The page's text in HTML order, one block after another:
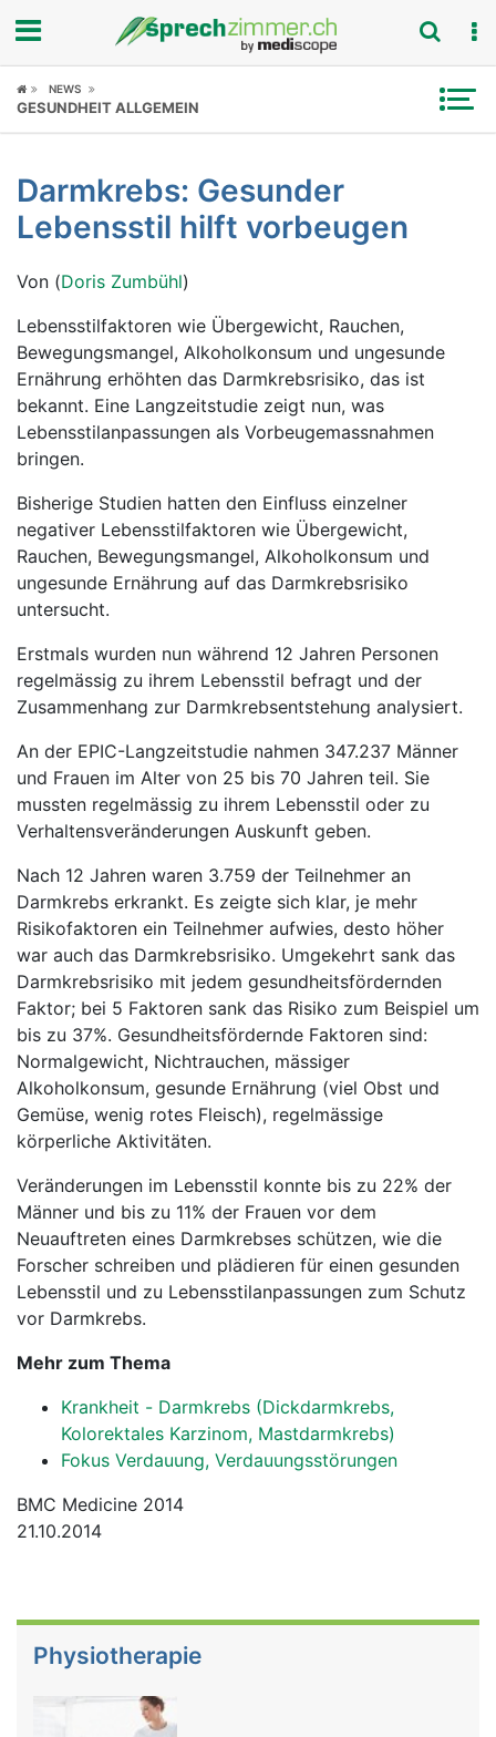
Fokus
Symptome
Ratgeber
Rubriken
NEWS
GESUNDHEIT ALLGEMEIN
Darmkrebs: Gesunder
Lebensstil hilft vorbeugen
Von (Doris Zumbühl)
Lebensstilfaktoren wie Übergewicht, Rauchen,
Bewegungsmangel, Alkoholkonsum und ungesunde
Ernährung erhöhten das Darmkrebsrisiko, das ist
bekannt. Eine Langzeitstudie zeigt nun, was
Lebensstilanpassungen als Vorbeugemassnahmen
bringen.
Bisherige Studien hatten den Einfluss einzelner
negativer Lebensstilfaktoren wie Übergewicht,
Rauchen, Bewegungsmangel, Alkoholkonsum und
ungesunde Ernährung auf das Darmkrebsrisiko
untersucht.
Erstmals wurden nun während 12 Jahren Personen
regelmässig zu ihrem Lebensstil befragt und der
Zusammenhang zur Darmkrebsentstehung analysiert.
An der EPIC-Langzeitstudie nahmen 347.237 Männer
und Frauen im Alter von 25 bis 70 Jahren teil. Sie
mussten regelmässig zu ihrem Lebensstil oder zu
Verhaltensveränderungen Auskunft geben.
Nach 12 Jahren waren 3.759 der Teilnehmer an
Darmkrebs erkrankt. Es zeigte sich klar, je mehr
Risikofaktoren ein Teilnehmer aufwies, desto höher
war auch das Darmkrebsrisiko. Umgekehrt sank das
Darmkrebsrisiko mit jedem gesundheitsfördernden
Faktor; bei 5 Faktoren sank das Risiko zum Beispiel um
bis zu 37%. Gesundheitsfördernde Faktoren sind:
Normalgewicht, Nichtrauchen, mässiger
Alkoholkonsum, gesunde Ernährung (viel Obst und
Gemüse, wenig rotes Fleisch), regelmässige
körperliche Aktivitäten.
Veränderungen im Lebensstil konnte bis zu 22% der
Männer und bis zu 11% der Frauen vor dem
Neuauftreten eines Darmkrebses schützen, wie die
Forscher schreiben und plädieren für einen gesunden
Lebensstil und zu Lebensstilanpassungen zum Schutz
vor Darmkrebs.
Mehr zum Thema
Krankheit - Darmkrebs (Dickdarmkrebs,
Kolorektales Karzinom, Mastdarmkrebs)
Fokus Verdauung, Verdauungsstörungen
BMC Medicine 2014
21.10.2014
Physiotherapie